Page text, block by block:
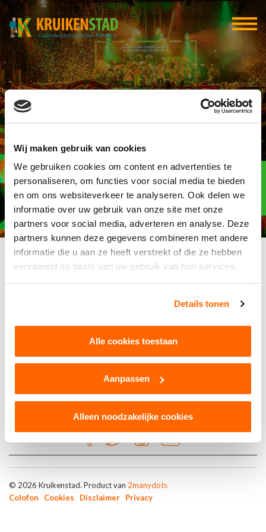
Wij maken gebruik van cookies
We gebruiken cookies om content en advertenties te
personaliseren, om functies voor social media te bieden
en om ons websiteverkeer te analyseren. Ook delen we
informatie over uw gebruik van onze site met onze
partners voor social media, adverteren en analyse. Deze
partners kunnen deze gegevens combineren met andere
informatie die u aan ze heeft verstrekt of die ze hebben
verzameld op basis van uw gebruik van hun services.
Details tonen
Alle cookies toestaan
Aanpassen
Alleen noodzakelijke cookies
Co Accountants B.V.
Elf-elf
over
95
© 2026 Kruikenstad. Product van 2manydots
Colofon
Cookies Disclaimer Privacy